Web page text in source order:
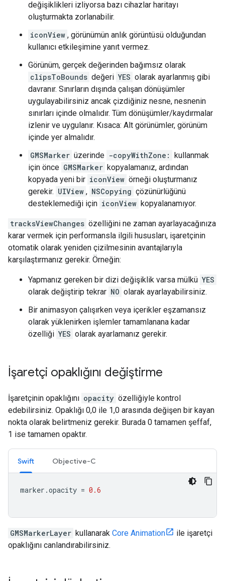
değişiklikleri izliyorsa bazı cihazlar haritayı
oluşturmakta zorlanabilir.
iconView , görünümün anlık görüntüsü olduğundan
kullanıcı etkileşimine yanıt vermez.
Görünüm, gerçek değerinden bağımsız olarak
clipsToBounds değeri YES olarak ayarlanmış gibi
davranır. Sınırların dışında çalışan dönüşümler
uygulayabilirsiniz ancak çizdiğiniz nesne, nesnenin
sınırları içinde olmalıdır. Tüm dönüşümler/kaydırmalar
izlenir ve uygulanır. Kısaca: Alt görünümler, görünüm
içinde yer almalıdır.
GMSMarker üzerinde -copyWithZone: kullanmak
için önce GMSMarker kopyalamanız, ardından
kopyada yeni bir iconView örneği oluşturmanız
gerekir. UIView , NSCopying çözünürlüğünü
desteklemediği için iconView kopyalanamıyor.
tracksViewChanges özelliğini ne zaman ayarlayacağınıza
karar vermek için performansla ilgili hususları, işaretçinin
otomatik olarak yeniden çizilmesinin avantajlarıyla
karşılaştırmanız gerekir. Örneğin:
Yapmanız gereken bir dizi değişiklik varsa mülkü YES
olarak değiştirip tekrar NO olarak ayarlayabilirsiniz.
Bir animasyon çalışırken veya içerikler eşzamansız
olarak yüklenirken işlemler tamamlanana kadar
özelliği YES olarak ayarlamanız gerekir.
İşaretçi opaklığını değiştirme
İşaretçinin opaklığını opacity özelliğiyle kontrol
edebilirsiniz. Opaklığı 0,0 ile 1,0 arasında değişen bir kayan
nokta olarak belirtmeniz gerekir. Burada 0 tamamen şeffaf,
1 ise tamamen opaktır.
Swift Objective-C
marker .opacity = 0.6
GMSMarkerLayer kullanarak Core Animation
ile işaretçi
opaklığını canlandırabilirsiniz.